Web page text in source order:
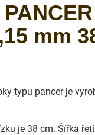
typu pancer je
je 38 cm. Šířka
mm